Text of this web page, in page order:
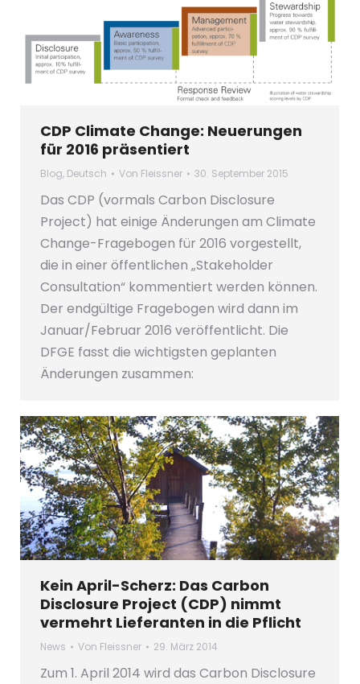
CDP Climate Change: Neuerungen
für 2016 präsentiert
Blog, Deutsch Von Fleissner 30. September 2015
Das CDP (vormals Carbon Disclosure
Project) hat einige Änderungen am Climate
Change-Fragebogen für 2016 vorgestellt,
die in einer öffentlichen „Stakeholder
Consultation“ kommentiert werden können.
Der endgültige Fragebogen wird dann im
Januar/Februar 2016 veröffentlicht. Die
DFGE fasst die wichtigsten geplanten
Änderungen zusammen:
Kein April-Scherz: Das Carbon
Disclosure Project (CDP) nimmt
vermehrt Lieferanten in die Pflicht
News Von Fleissner 29. März 2014
Zum 1. April 2014 wird das Carbon Disclosure